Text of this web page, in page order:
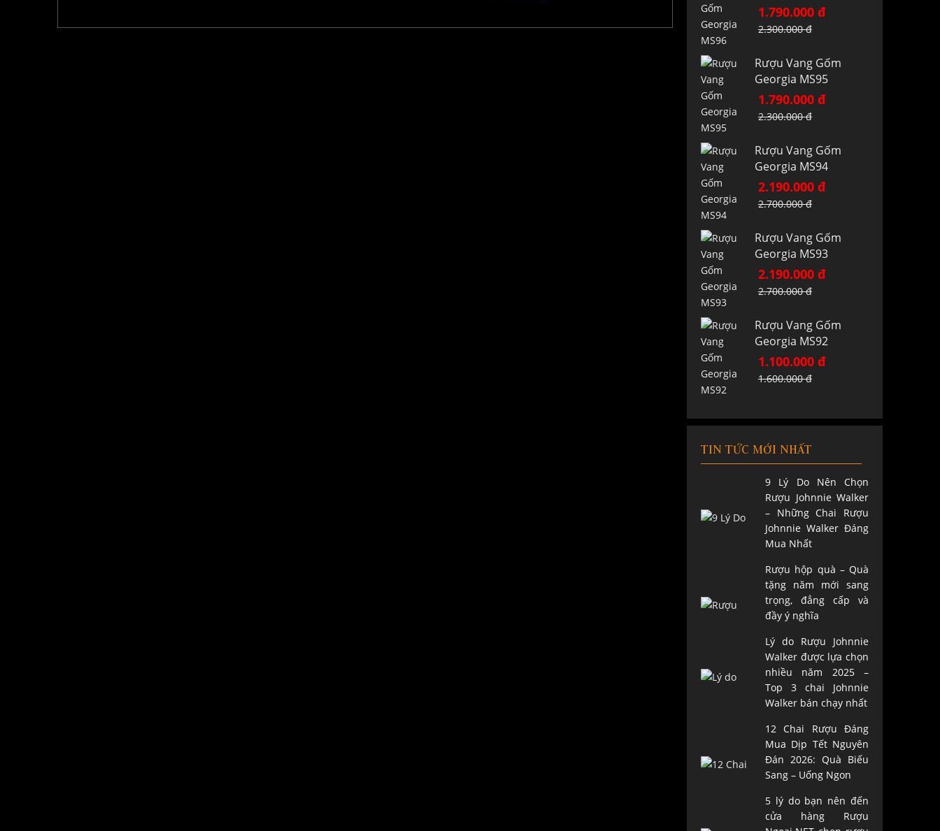
1.790.000 đ
2.300.000 đ
Rượu Vang Gốm
Georgia MS95
1.790.000 đ
2.300.000 đ
Rượu Vang Gốm
Georgia MS94
2.190.000 đ
2.700.000 đ
Rượu Vang Gốm
Georgia MS93
2.190.000 đ
2.700.000 đ
Rượu Vang Gốm
Georgia MS92
1.100.000 đ
1.600.000 đ
TIN TỨC MỚI NHẤT
9 Lý Do Nên Chọn
Rượu Johnnie Walker
– Những Chai Rượu
Johnnie Walker Đáng
Mua Nhất
Rượu hộp quà – Quà
tặng năm mới sang
trọng, đẳng cấp và
đầy ý nghĩa
Lý do Rượu Johnnie
Walker được lựa chọn
nhiều năm 2025 –
Top 3 chai Johnnie
Walker bán chạy nhất
12 Chai Rượu Đáng
Mua Dịp Tết Nguyên
Đán 2026: Quà Biếu
Sang – Uống Ngon
5 lý do bạn nên đến
cửa hàng Rượu